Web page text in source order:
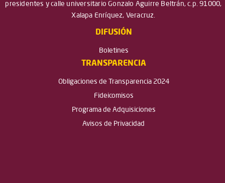
presidentes y calle universitario Gonzalo Aguirre Beltrán, c.p. 91000,
Xalapa Enríquez, Veracruz.
DIFUSIÓN
Boletines
TRANSPARENCIA
Obligaciones de Transparencia 2024
Fideicomisos
Programa de Adquisiciones
Avisos de Privacidad